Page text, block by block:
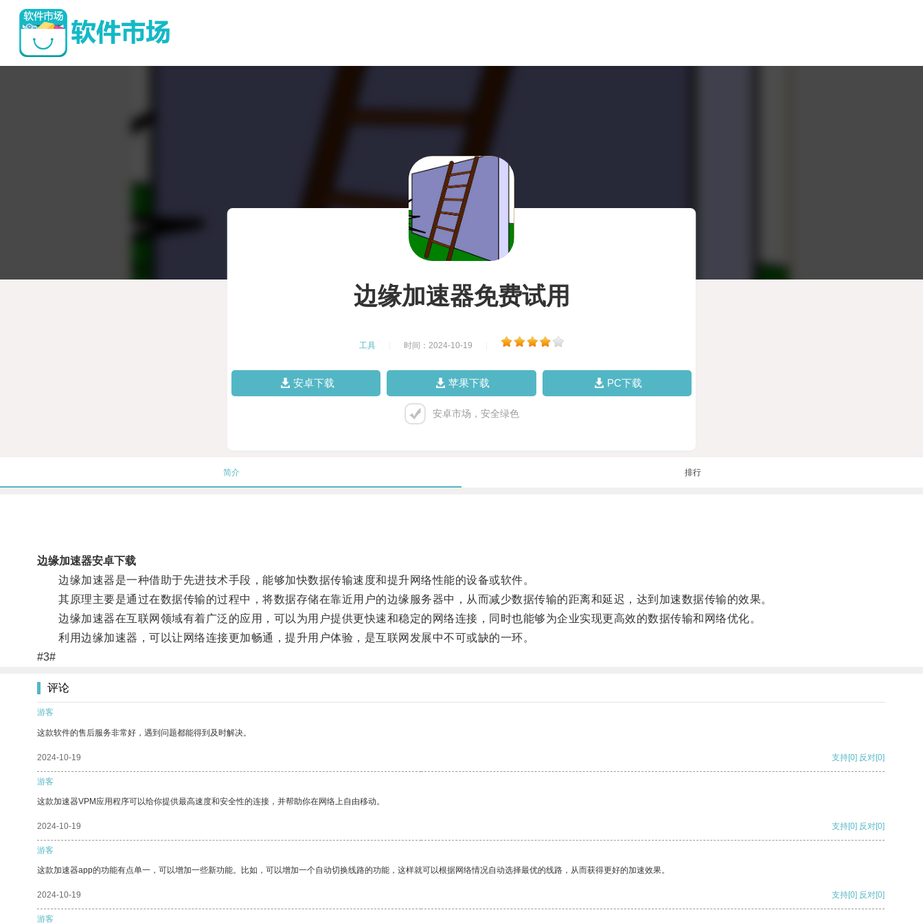
边缘加速器免费试用
工具 时间：2024-10-19
安卓下载 苹果下载 PC下载
安卓市场，安全绿色
简介 排行
边缘加速器安卓下载
边缘加速器是一种借助于先进技术手段，能够加快数据传输速度和提升网络性能的设备或软件。
其原理主要是通过在数据传输的过程中，将数据存储在靠近用户的边缘服务器中，从而减少数据传输的距离和延迟，达到加速数据传输的效果。
边缘加速器在互联网领域有着广泛的应用，可以为用户提供更快速和稳定的网络连接，同时也能够为企业实现更高效的数据传输和网络优化。
利用边缘加速器，可以让网络连接更加畅通，提升用户体验，是互联网发展中不可或缺的一环。
#3#
评论
游客
这款软件的售后服务非常好，遇到问题都能得到及时解决。
2024-10-19 支持[0] 反对[0]
游客
这款加速器VPM应用程序可以给你提供最高速度和安全性的连接，并帮助你在网络上自由移动。
2024-10-19 支持[0] 反对[0]
游客
这款加速器app的功能有点单一，可以增加一些新功能。比如，可以增加一个自动切换线路的功能，这样就可以根据网络情况自动选择最优的线路，从而获得更好的加速效果。
2024-10-19 支持[0] 反对[0]
游客